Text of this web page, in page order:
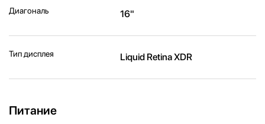
Диагональ 16"
Тип дисплея Liquid Retina XDR
Питание